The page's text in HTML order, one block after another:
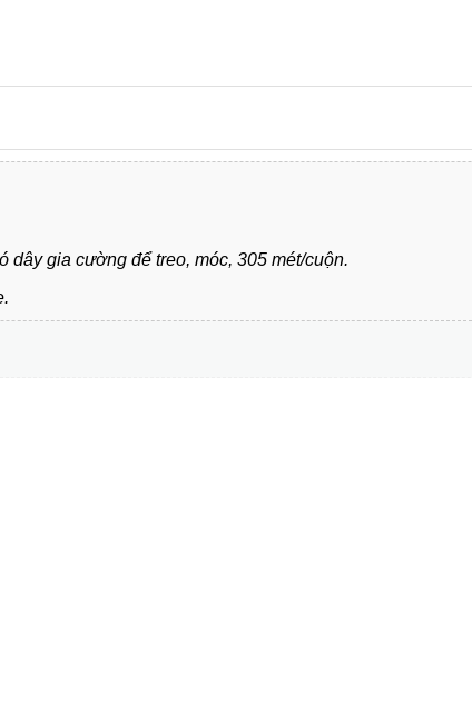
gia cường để treo, móc, 305 mét/cuộn.